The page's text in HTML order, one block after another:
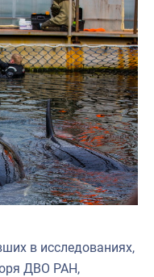
в исследованиях,
ДВО РАН,